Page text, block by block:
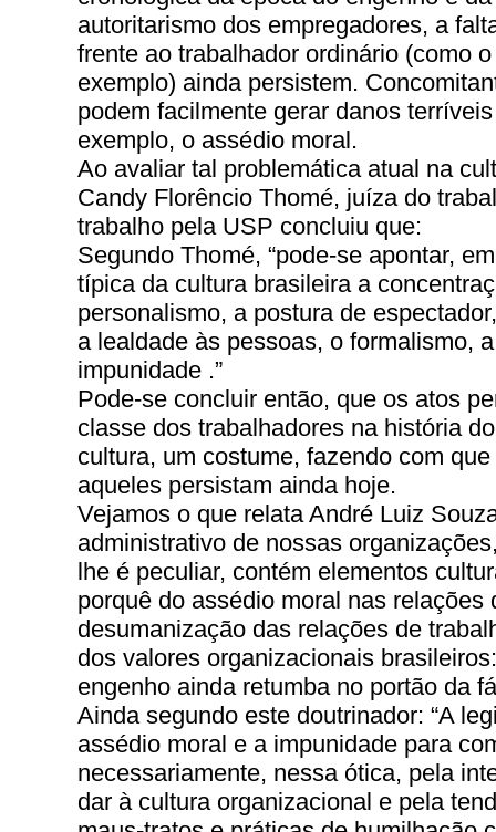
autoritarismo dos empregadores, a
frente ao trabalhador ordinário (como
exemplo) ainda persistem.
podem facilmente gerar danos
exemplo, o assédio moral.
Ao avaliar tal problemática atual na
Candy Florêncio Thomé, juíza do
trabalho pela USP concluiu que:
Segundo Thomé, “pode-se apontar,
típica da cultura brasileira a
personalismo, a postura de
a lealdade às pessoas, o formalismo,
impunidade .”
Pode-se concluir então, que os atos
classe dos trabalhadores na história
cultura, um costume, fazendo com
aqueles persistam ainda hoje.
Vejamos o que relata André Luiz
administrativo de nossas
lhe é peculiar, contém elementos
porquê do assédio moral nas relações
desumanização das relações de
dos valores organizacionais
engenho ainda retumba no portão da
Ainda segundo este doutrinador: “A
assédio moral e a impunidade para
necessariamente, nessa ótica, pela
dar à cultura organizacional e pela